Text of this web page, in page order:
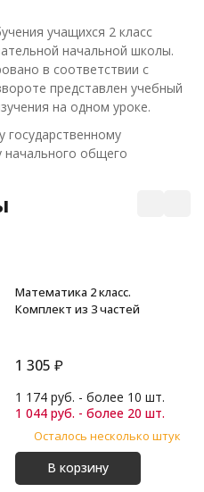
учащихся 2 класс
начальной школы.
в соответствии с
представлен учебный
на одном уроке.
государственному
начального общего
Математика 2 класс.
Комплект из 3 частей
1 305 ₽
1 174 руб. - более 10 шт.
1 044 руб. - более 20 шт.
Осталось несколько штук
В корзину